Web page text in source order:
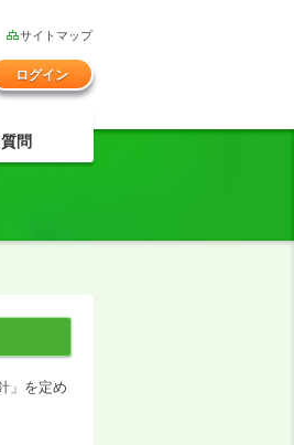
サイトマップ
ログイン
問
」を定め